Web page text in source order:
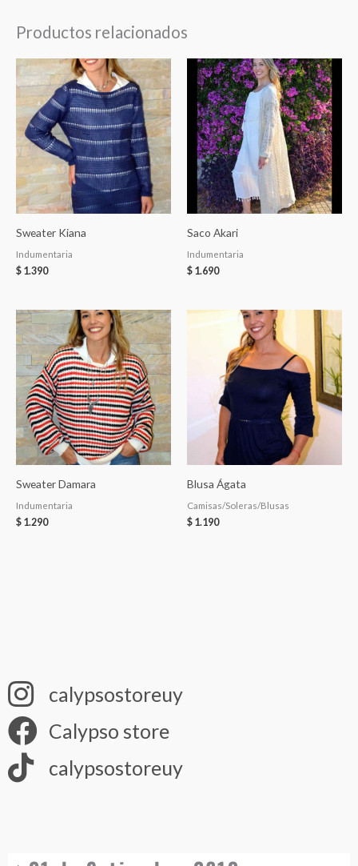
Productos relacionados
Sweater Kiana
Indumentaria
$ 1.390
Saco Akari
Indumentaria
$ 1.690
Sweater Damara
Indumentaria
$ 1.290
Blusa Ágata
Camisas/Soleras/Blusas
$ 1.190
calypsostoreuy
Calypso store
calypsostoreuy